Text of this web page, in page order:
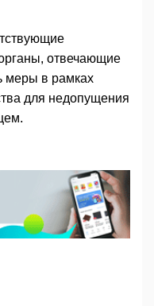
отвечающие
меры в рамках
для недопущения